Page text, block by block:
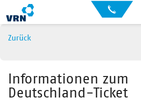
Auskunft
für
Kontakt
Gebärdensprache
Suche
Zurück
Informationen zum
Deutschland-Ticket